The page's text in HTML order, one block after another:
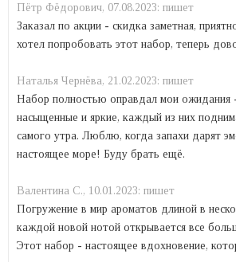
Пётр Фёдорович, 07.08.2023: пишет
Заказал по акции - скидка заметная,
хотел попробовать этот набор, теперь
Наталья Чернёва, 21.02.2023: пишет
Набор полностью оправдал мои ожидания
насыщенные и яркие, каждый из них
самого утра. Люблю, когда запахи дарят
настоящее море! Буду брать ещё.
Валентина С., 10.01.2023: пишет
Погружение в мир ароматов длиной в
каждой новой нотой открывается все
Этот набор - настоящее вдохновение,